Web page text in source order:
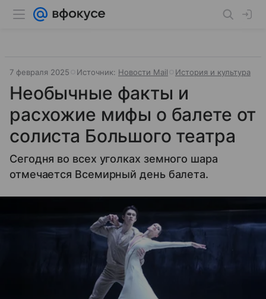
7 февраля 2025 Источник: Новости Mail История и культура
Необычные факты и
расхожие мифы о балете от
солиста Большого театра
Сегодня во всех уголках земного шара
отмечается Всемирный день балета.